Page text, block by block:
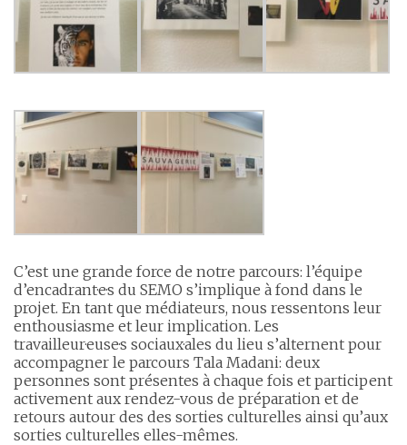
C’est une grande force de notre parcours: l’équipe
d’encadrant·e·s du SEMO s’implique à fond dans le
projet. En tant que médiateurs, nous ressentons leur
enthousiasme et leur implication. Les
travailleur·euse·s sociaux·ales du lieu s’alternent pour
accompagner le parcours Tala Madani: deux
personnes sont présentes à chaque fois et participent
activement aux rendez-vous de préparation et de
retours autour des des sorties culturelles ainsi qu’aux
sorties culturelles elles-mêmes.